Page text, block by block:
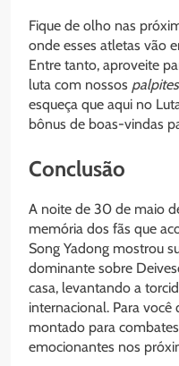
Fique de olho nas
onde esses atletas vão
Entre tanto, aproveite
luta com nossos palpites
esqueça que aqui no
bônus de boas-vindas
Conclusão
A noite de 30 de maio
memória dos fãs que
Song Yadong mostrou
dominante sobre
casa, levantando a
internacional. Para você
montado para
emocionantes nos